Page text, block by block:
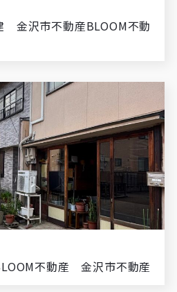
金沢市不動産BLOOM不動
不動産 金沢市不動産